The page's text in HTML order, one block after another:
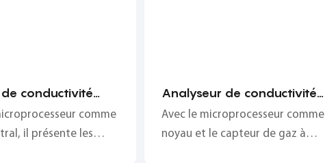
conductivité
PC56 de haute
comme
il présente les
Analyseur de conductivité
thermique de marque CI-
Avec le microprocesseur comme
noyau et le capteur de gaz à